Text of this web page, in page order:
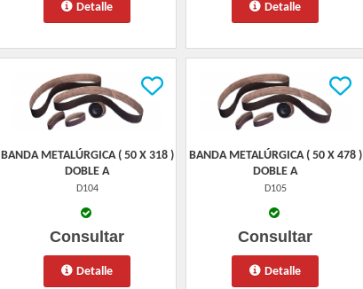
Detalle Detalle
BANDA METALÚRGICA ( 50 X 318 )
DOBLE A
D104
Consultar
Detalle
BANDA METALÚRGICA ( 50 X 478 )
DOBLE A
D105
Consultar
Detalle